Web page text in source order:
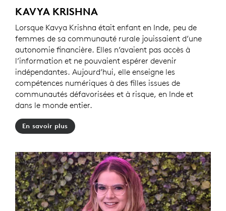
KAVYA KRISHNA
Lorsque Kavya Krishna était enfant en Inde, peu de
femmes de sa communauté rurale jouissaient d’une
autonomie financière. Elles n’avaient pas accès à
l’information et ne pouvaient espérer devenir
indépendantes. Aujourd’hui, elle enseigne les
compétences numériques à des filles issues de
communautés défavorisées et à risque, en Inde et
dans le monde entier.
En savoir plus